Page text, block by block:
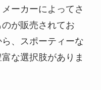
ーカーによってさ
が販売されてお
、スポーティーな
な選択肢がありま